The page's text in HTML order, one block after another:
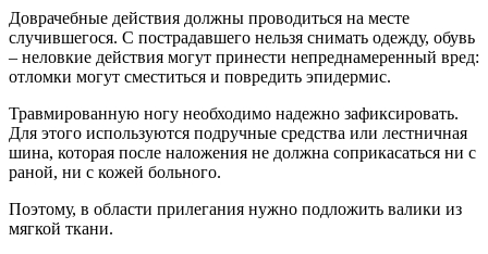
Доврачебные действия должны проводиться на месте
случившегося. С пострадавшего нельзя снимать одежду, обувь
– неловкие действия могут принести непреднамеренный вред:
отломки могут сместиться и повредить эпидермис.
Травмированную ногу необходимо надежно зафиксировать.
Для этого используются подручные средства или лестничная
шина, которая после наложения не должна соприкасаться ни с
раной, ни с кожей больного.
Поэтому, в области прилегания нужно подложить валики из
мягкой ткани.